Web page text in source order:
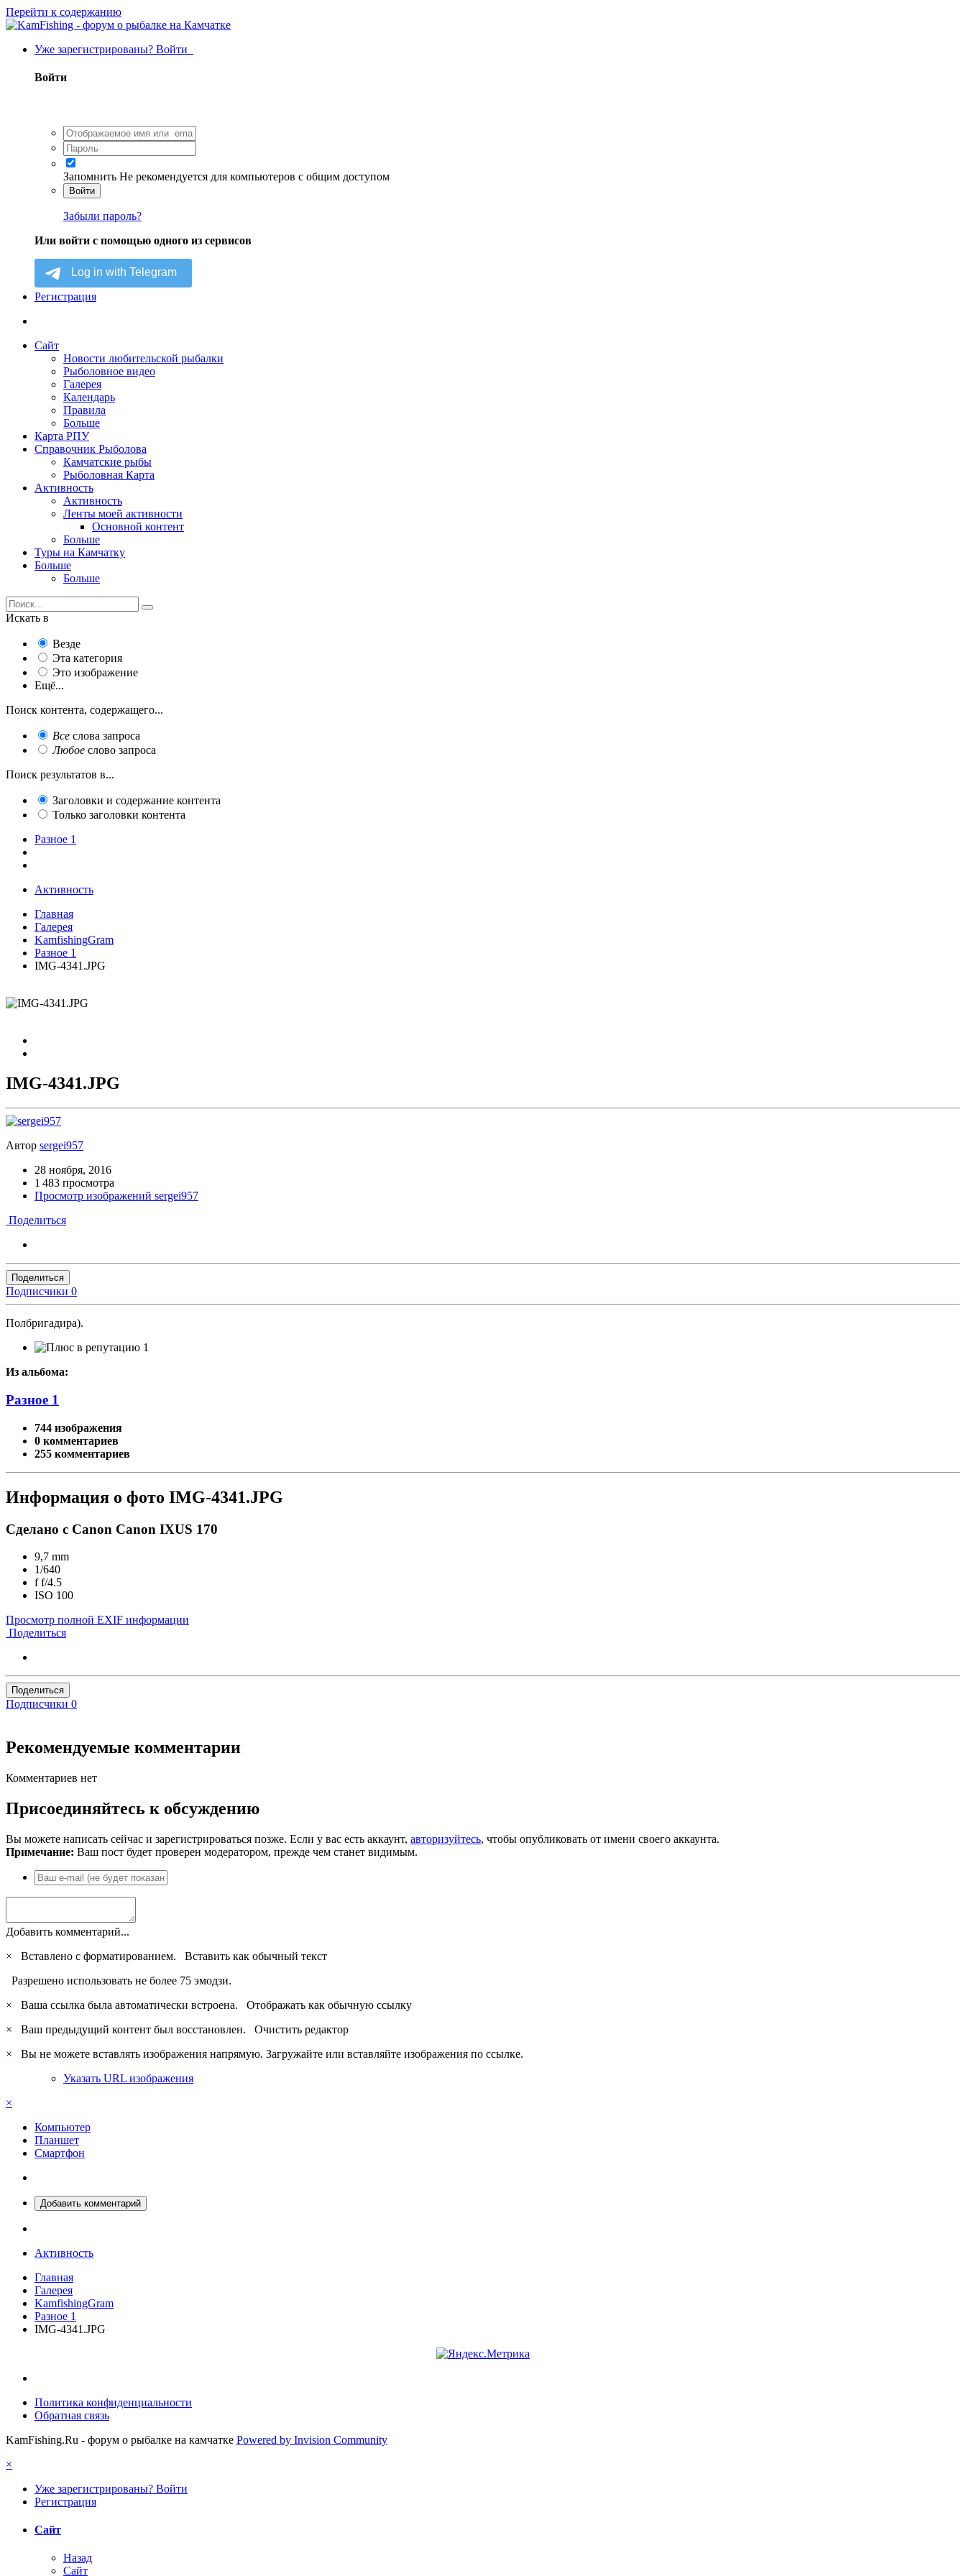
Перейти к содержанию
Уже зарегистрированы? Войти
Войти
Запомнить Не рекомендуется для компьютеров с общим доступом
Войти
Забыли пароль?
Или войти с помощью одного из сервисов
Регистрация
Сайт
Новости любительской рыбалки
Рыболовное видео
Галерея
Календарь
Правила
Больше
Карта РПУ
Справочник Рыболова
Камчатские рыбы
Рыболовная Карта
Активность
Активность
Ленты моей активности
Основной контент
Больше
Туры на Камчатку
Больше
Больше
Искать в
Везде
Эта категория
Это изображение
Ещё...
Поиск контента, содержащего...
Все слова запроса
Любое слово запроса
Поиск результатов в...
Заголовки и содержание контента
Только заголовки контента
Разное 1
Активность
Главная
Галерея
KamfishingGram
Разное 1
IMG-4341.JPG
IMG-4341.JPG
Автор sergei957
28 ноября, 2016
1 483 просмотра
Просмотр изображений sergei957
Поделиться
Поделиться
Подписчики 0
Полбригадира).
1
Из альбома:
Разное 1
744 изображения
0 комментариев
255 комментариев
Информация о фото IMG-4341.JPG
Сделано с Canon Canon IXUS 170
9,7 mm
1/640
ff/4.5
ISO 100
Просмотр полной EXIF информации
Поделиться
Поделиться
Подписчики 0
Рекомендуемые комментарии
Комментариев нет
Присоединяйтесь к обсуждению
Вы можете написать сейчас и зарегистрироваться позже. Если у вас есть аккаунт, авторизуйтесь, чтобы опубликовать от имени своего аккаунта.
Примечание: Ваш пост будет проверен модератором, прежде чем станет видимым.
Добавить комментарий...
×
Вставлено с форматированием. Вставить как обычный текст
Разрешено использовать не более 75 эмодзи.
×
Ваша ссылка была автоматически встроена. Отображать как обычную ссылку
×
Ваш предыдущий контент был восстановлен. Очистить редактор
×
Вы не можете вставлять изображения напрямую. Загружайте или вставляйте изображения по ссылке.
Указать URL изображения
×
Компьютер
Планшет
Смартфон
Добавить комментарий
Активность
Главная
Галерея
KamfishingGram
Разное 1
IMG-4341.JPG
Политика конфиденциальности
Обратная связь
KamFishing.Ru - форум о рыбалке на камчатке Powered by Invision Community
×
Уже зарегистрированы? Войти
Регистрация
Сайт
Назад
Сайт